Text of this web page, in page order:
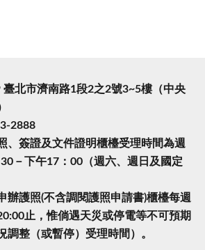
北市濟南路1段2之2號3~5樓（中央
2888
、簽證及文件證明櫃檯受理時間為週
－下午17：00（週六、週日及國定
辦護照(不含調閱護照申請書)櫃檯每週
止，惟倘遇天災或停電等不可預期
調整（或暫停）受理時間）。